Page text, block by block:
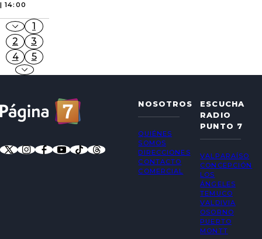
| 14:00
1
2
3
4
5
NOSOTROS
QUIÉNES
SOMOS
DIRECCIONES
CONTACTO
COMERCIAL
ESCUCHA
RADIO
PUNTO 7
VALPARAÍSO
CONCEPCIÓN
LOS
ÁNGELES
TEMUCO
VALDIVIA
OSORNO
PUERTO
MONTT